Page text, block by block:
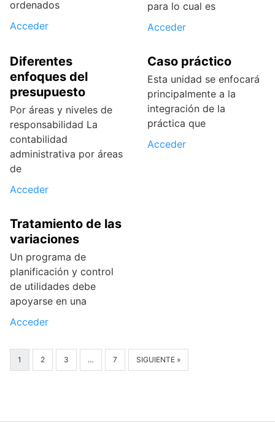
ordenados
Acceder
para lo cual es
Acceder
Diferentes
enfoques del
presupuesto
Por áreas y niveles de
responsabilidad La
contabilidad
administrativa por áreas
de
Acceder
Caso práctico
Esta unidad se enfocará
principalmente a la
integración de la
práctica que
Acceder
Tratamiento de las
variaciones
Un programa de
planificación y control
de utilidades debe
apoyarse en una
Acceder
1 2 3 … 7 SIGUIENTE »